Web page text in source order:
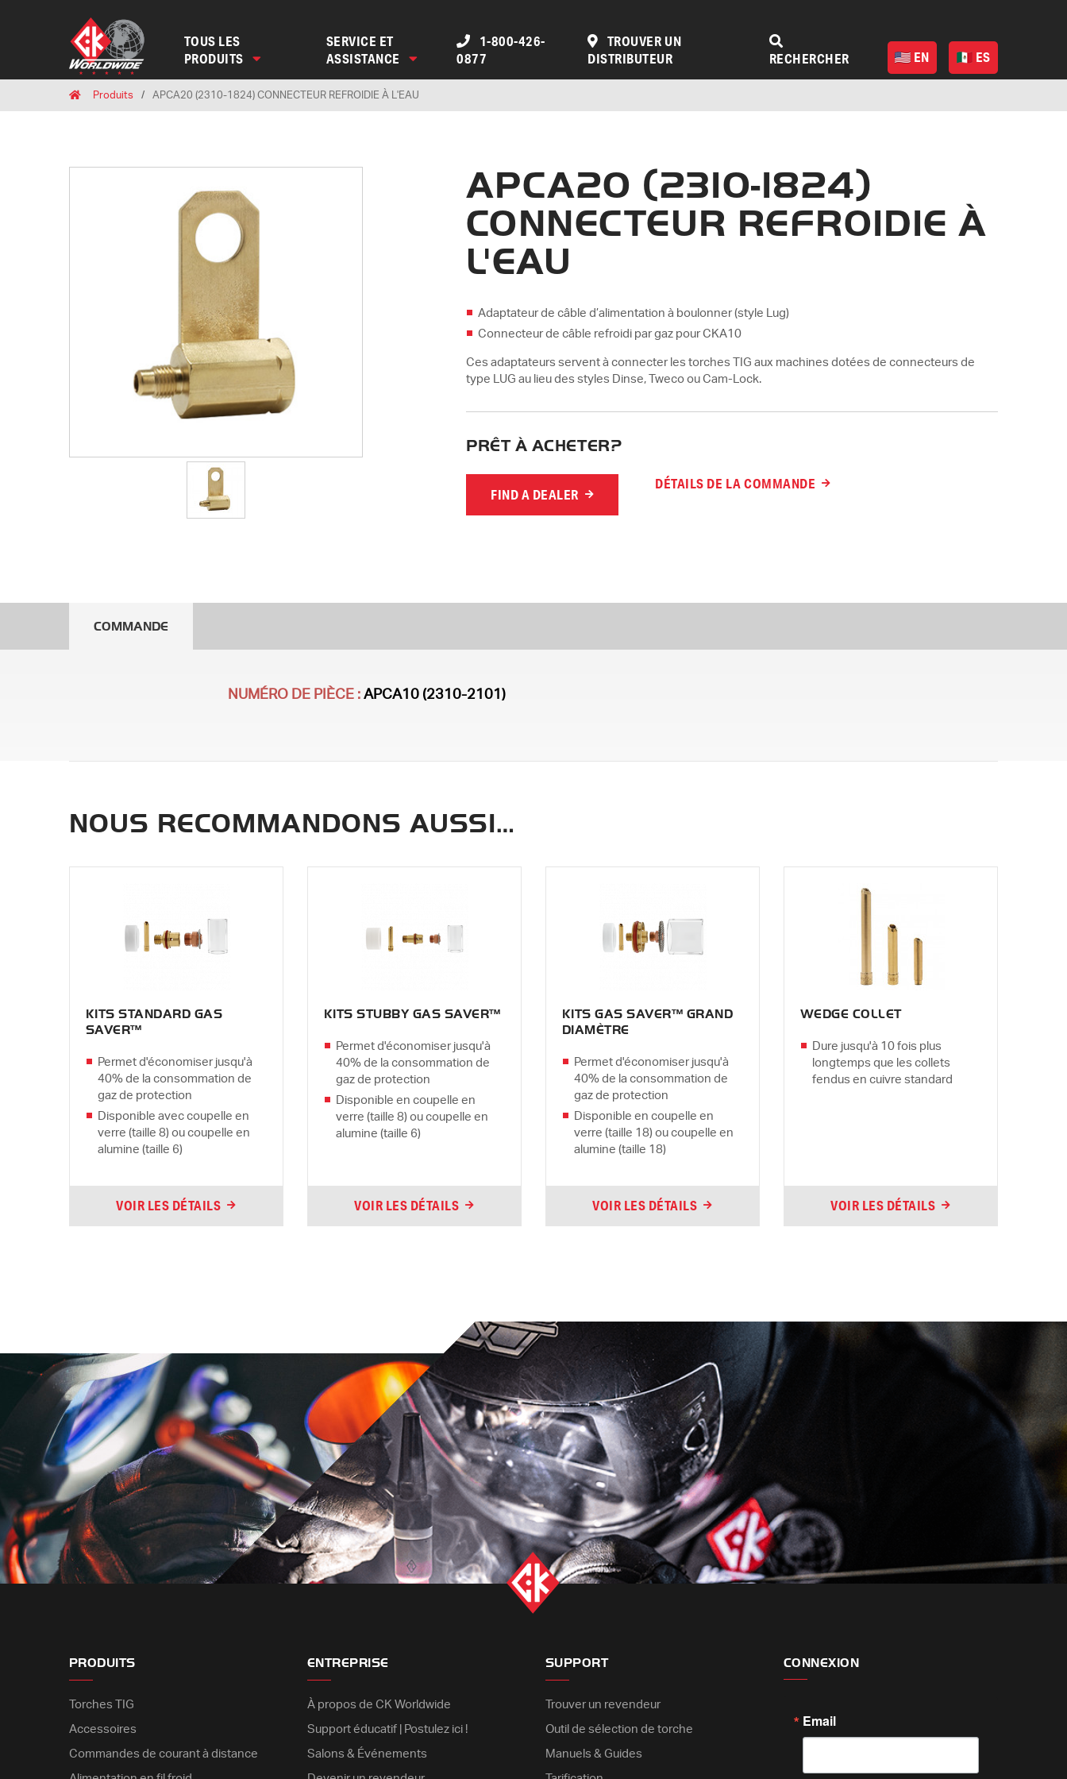
TOUS LES
PRODUITS
SERVICE ET
ASSISTANCE
1-800-426-
0877
TROUVER UN
DISTRIBUTEUR
RECHERCHER EN ES
HomeProduits APCA20 (2310-1824) CONNECTEUR REFROIDIE À L'EAU
APCA20 (2310-1824)
CONNECTEUR REFROIDIE À
L'EAU
Adaptateur de câble d’alimentation à boulonner (style Lug)
Connecteur de câble refroidi par gaz pour CKA10
Ces adaptateurs servent à connecter les torches TIG aux machines dotées de connecteurs de
type LUG au lieu des styles Dinse, Tweco ou Cam-Lock.
PRÊT À ACHETER?
FIND A DEALER
DÉTAILS DE LA COMMANDE
COMMANDE
NUMÉRO DE PIÈCE : APCA10 (2310-2101)
NOUS RECOMMANDONS AUSSI…
KITS STANDARD GAS
SAVER™
Permet d'économiser jusqu'à
40% de la consommation de
gaz de protection
Disponible avec coupelle en
verre (taille 8) ou coupelle en
alumine (taille 6)
VOIR LES DÉTAILS
KITS STUBBY GAS SAVER™
Permet d'économiser jusqu'à
40% de la consommation de
gaz de protection
Disponible en coupelle en
verre (taille 8) ou coupelle en
alumine (taille 6)
VOIR LES DÉTAILS
KITS GAS SAVER™ GRAND
DIAMÈTRE
Permet d'économiser jusqu'à
40% de la consommation de
gaz de protection
Disponible en coupelle en
verre (taille 18) ou coupelle en
alumine (taille 18)
VOIR LES DÉTAILS
WEDGE COLLET
Dure jusqu'à 10 fois plus
longtemps que les collets
fendus en cuivre standard
VOIR LES DÉTAILS
PRODUITS
Torches TIG
Accessoires
Commandes de courant à distance
ENTREPRISE
À propos de CK Worldwide
Support éducatif | Postulez ici !
Salons & Événements
SUPPORT
Trouver un revendeur
Outil de sélection de torche
Manuels & Guides
CONNEXION
Email